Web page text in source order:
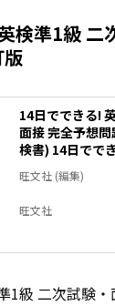
検準1級 二
14日でできる!
面接 完全予想
検書) 14日でで
文社英検書)
旺文社 (編集)
旺文社
1級 二次試験